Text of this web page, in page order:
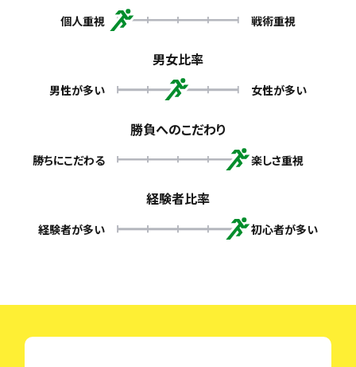
個人重視 戦術重視
男女比率
男性が多い 女性が多い
勝負へのこだわり
勝ちにこだわる 楽しさ重視
経験者比率
経験者が多い 初心者が多い